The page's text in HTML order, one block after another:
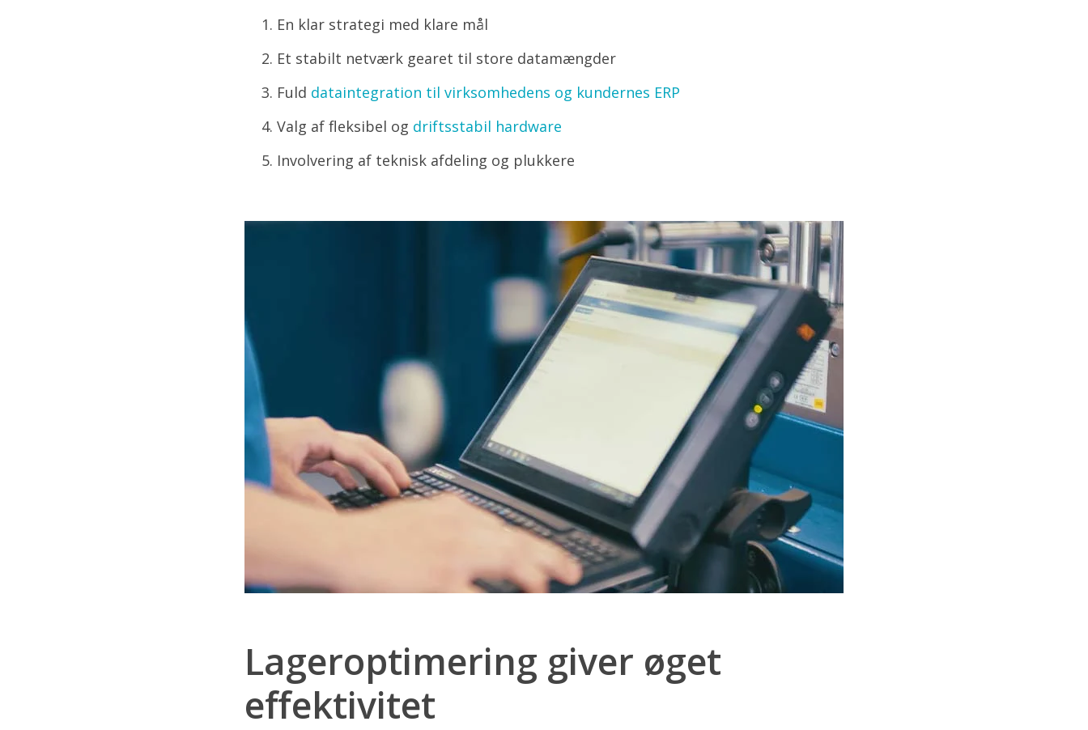
En klar strategi med klare mål
Et stabilt netværk gearet til store datamængder
Fuld dataintegration til virksomhedens og kundernes ERP
Valg af fleksibel og driftsstabil hardware
Involvering af teknisk afdeling og plukkere
Lageroptimering giver øget
effektivitet